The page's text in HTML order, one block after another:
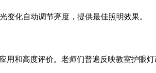
变化自动调节亮度，提供最佳照明效果。
用和高度评价。老师们普遍反映教室护眼